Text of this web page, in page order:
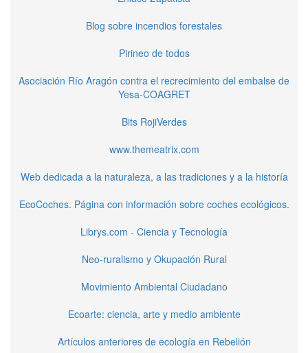
Blog sobre incendios forestales
Pirineo de todos
Asociación Río Aragón contra el recrecimiento del embalse de
Yesa-COAGRET
Bits RojiVerdes
www.themeatrix.com
Web dedicada a la naturaleza, a las tradiciones y a la historía
EcoCoches. Página con información sobre coches ecológicos.
Librys.com - Ciencia y Tecnología
Neo-ruralismo y Okupación Rural
Movimiento Ambiental Ciudadano
Ecoarte: ciencia, arte y medio ambiente
Artículos anteriores de ecología en Rebelión